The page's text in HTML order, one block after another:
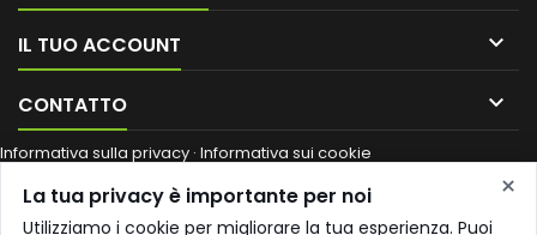
IL TUO ACCOUNT 
CONTATTO 
Informativa sulla privacy · Informativa sui cookie
Shop Edil Italia di Coccoluto
·Partita IVA:01661640530·Codice fiscale:CCCVIA68A41F437K
Numero REA:
SI 203528 Sede legale:
VIA IACOPO COZZARELLI 8
×
La tua privacy è importante per noi
Utilizziamo i cookie per migliorare la tua esperienza. Puoi